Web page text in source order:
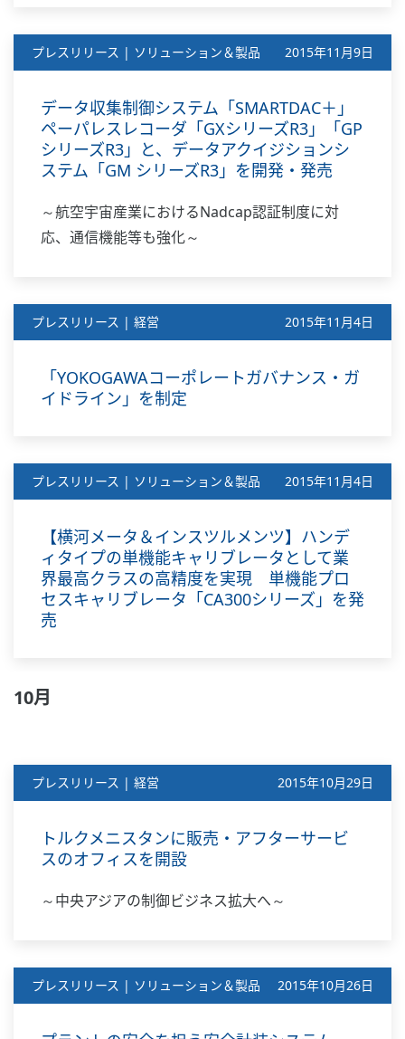
プレスリリース | ソリューション＆製品 2015年11月9日
データ収集制御システム「SMARTDAC＋」
ペーパレスレコーダ「GXシリーズR3」「GP
シリーズR3」と、データアクイジションシ
ステム「GM シリーズR3」を開発・発売
～航空宇宙産業におけるNadcap認証制度に対
応、通信機能等も強化～
プレスリリース | 経営 2015年11月4日
「YOKOGAWAコーポレートガバナンス・ガ
イドライン」を制定
プレスリリース | ソリューション＆製品 2015年11月4日
【横河メータ＆インスツルメンツ】ハンデ
ィタイプの単機能キャリブレータとして業
界最高クラスの高精度を実現 単機能プロ
セスキャリブレータ「CA300シリーズ」を発
売
10月
プレスリリース | 経営 2015年10月29日
トルクメニスタンに販売・アフターサービ
スのオフィスを開設
～中央アジアの制御ビジネス拡大へ～
プレスリリース | ソリューション＆製品 2015年10月26日